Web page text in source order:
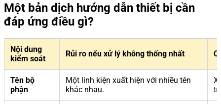
Một bản dịch hướng dẫn thiết bị cần
đáp ứng điều gì?
Nội dung
kiểm soát
Rủi ro nếu xử lý không thống nhất
Tên bộ
phận
Một linh kiện xuất hiện với nhiều tên
khác nhau.